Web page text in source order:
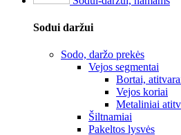
Sodui daržui
Sodo, daržo prekės
Vejos segmentai
Bortai,
Vejos koriai
Metaliniai
Šiltnamiai
Pakeltos lysvės